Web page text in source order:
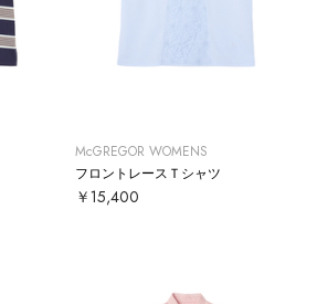
McGREGOR WOMENS
フロントレースＴシャツ
￥15,400